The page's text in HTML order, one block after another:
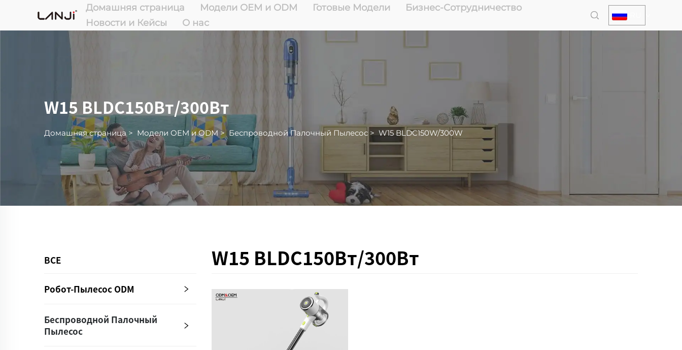
Домашняя страница Модели OEM и ODM Готовые Модели
Бизнес-Сотрудничество
Новости и Кейсы
О нас
W15 BLDC150Вт/300Вт
Домашняя страница> Модели OEM и ODM > Беспроводной Палочный Пылесос > W15 BLDC150W/300W
ВСЕ
Робот-Пылесос ODM
Беспроводной Палочный
Пылесос
W15 BLDC150Вт/300Вт